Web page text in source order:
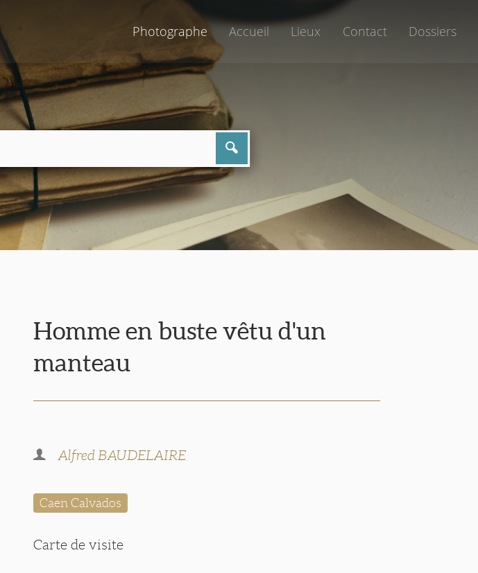
Photographe Accueil Lieux Contact Dossiers
Homme en buste vêtu d'un
manteau
Alfred BAUDELAIRE
Caen Calvados
Carte de visite